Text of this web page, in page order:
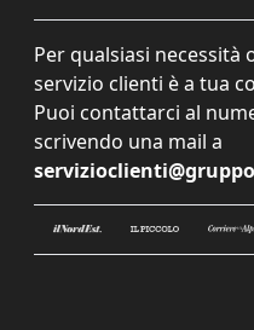
Per qualsiasi necessità
servizio clienti è a tua
Puoi contattarci al
scrivendo una mail a